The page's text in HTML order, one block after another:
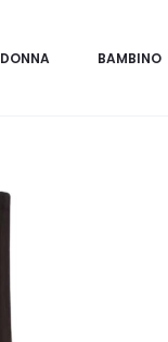
DONNA BAMBINO